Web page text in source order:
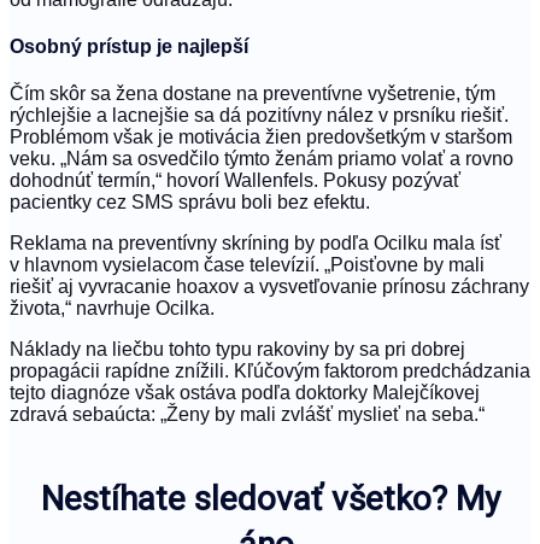
Osobný prístup je najlepší
Čím skôr sa žena dostane na preventívne vyšetrenie, tým
rýchlejšie a lacnejšie sa dá pozitívny nález v prsníku riešiť.
Problémom však je motivácia žien predovšetkým v staršom
veku. „Nám sa osvedčilo týmto ženám priamo volať a rovno
dohodnúť termín,“ hovorí Wallenfels. Pokusy pozývať
pacientky cez SMS správu boli bez efektu.
Reklama na preventívny skríning by podľa Ocilku mala ísť
v hlavnom vysielacom čase televízií. „Poisťovne by mali
riešiť aj vyvracanie hoaxov a vysvetľovanie prínosu záchrany
života,“ navrhuje Ocilka.
Náklady na liečbu tohto typu rakoviny by sa pri dobrej
propagácii rapídne znížili. Kľúčovým faktorom predchádzania
tejto diagnóze však ostáva podľa doktorky Malejčíkovej
zdravá sebaúcta: „Ženy by mali zvlášť myslieť na seba.“
Nestíhate sledovať všetko? My